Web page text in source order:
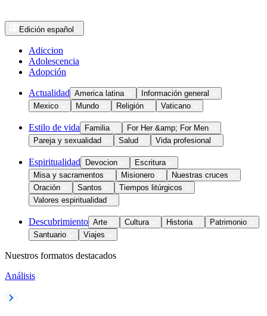
Edición español
Adiccion
Adolescencia
Adopción
Actualidad America latina
Información general
Mexico
Mundo Religión Vaticano
Estilo de vida Familia
For Her &amp; For Men
Pareja y sexualidad
Salud Vida profesional
Espiritualidad Devocion
Escritura
Misa y sacramentos
Misionero
Nuestras cruces
Oración
Santos
Tiempos litúrgicos
Valores espiritualidad
Descubrimiento Arte Cultura Historia
Patrimonio
Santuario
Viajes
Nuestros formatos destacados
Análisis